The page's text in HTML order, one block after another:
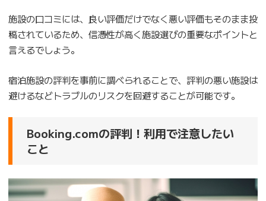
施設の口コミには、良い評価だけでなく悪い評価もそのまま投
稿されているため、信憑性が高く施設選びの重要なポイントと
言えるでしょう。
宿泊施設の評判を事前に調べられることで、評判の悪い施設は
避けるなどトラブルのリスクを回避することが可能です。
Booking.comの評判！利用で注意したい
こと